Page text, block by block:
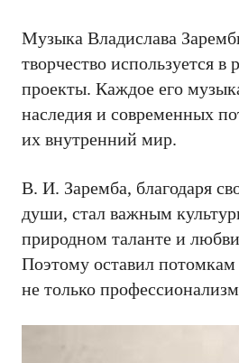
Музыка Владислава
творчество используется
проекты. Каждое его
наследия и современных
их внутренний мир.
В. И. Заремба, благодаря
души, стал важным
природном таланте и
Поэтому оставил
не только